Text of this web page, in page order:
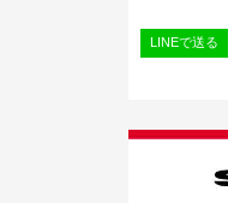
LINEで送る